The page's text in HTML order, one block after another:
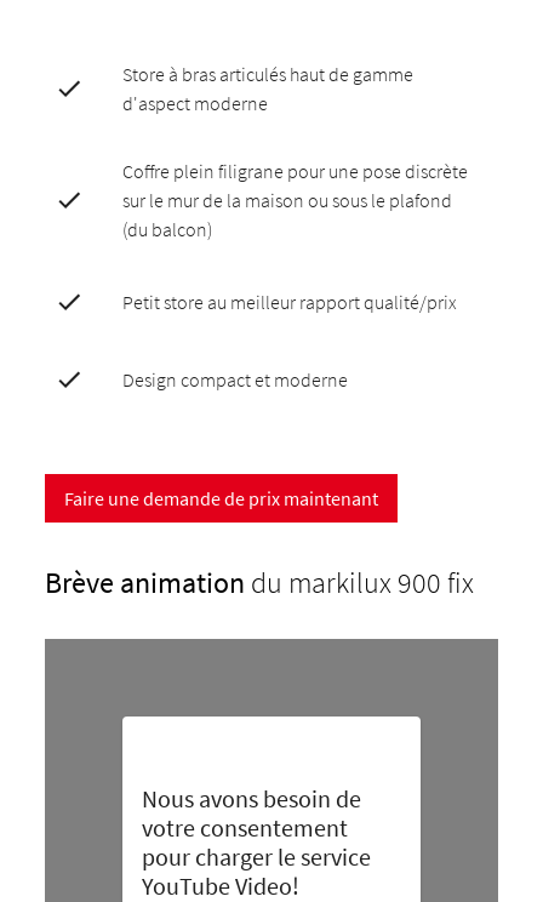
Store à bras articulés haut de gamme
d'aspect moderne
Coffre plein filigrane pour une pose discrète
sur le mur de la maison ou sous le plafond
(du balcon)
Petit store au meilleur rapport qualité/prix
Design compact et moderne
Faire une demande de prix maintenant
Brève animation du markilux 900 fix
Nous avons besoin de
votre consentement
pour charger le service
YouTube Video!